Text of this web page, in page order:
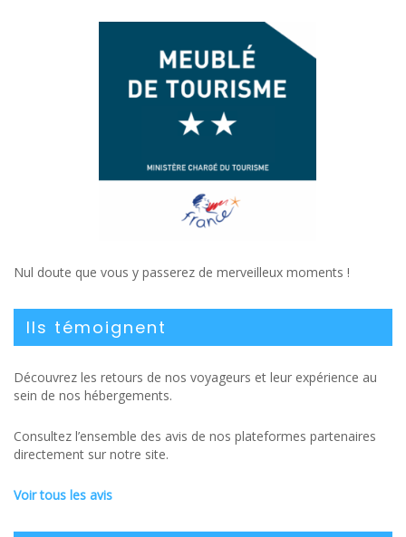
Nul doute que vous y passerez de merveilleux moments !
Ils témoignent
Découvrez les retours de nos voyageurs et leur expérience au
sein de nos hébergements.
Consultez l’ensemble des avis de nos plateformes partenaires
directement sur notre site.
Voir tous les avis